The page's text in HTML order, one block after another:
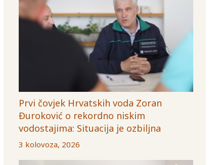
Prvi čovjek Hrvatskih voda Zoran
Đuroković o rekordno niskim
vodostajima: Situacija je ozbiljna
3 kolovoza, 2026